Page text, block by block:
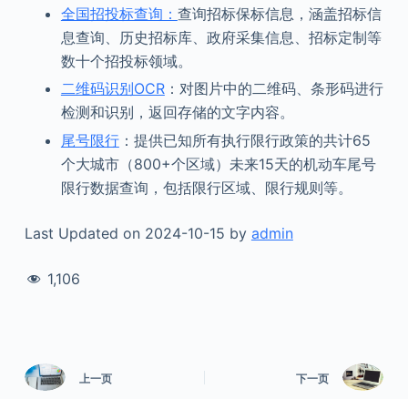
全国招投标查询： 查询招标保标信息，涵盖招标信
息查询、历史招标库、政府采集信息、招标定制等
数十个招投标领域。
二维码识别OCR：对图片中的二维码、条形码进行
检测和识别，返回存储的文字内容。
尾号限行：提供已知所有执行限行政策的共计65
个大城市（800+个区域）未来15天的机动车尾号
限行数据查询，包括限行区域、限行规则等。
Last Updated on 2024-10-15 by admin
1,106
上一页 下一页